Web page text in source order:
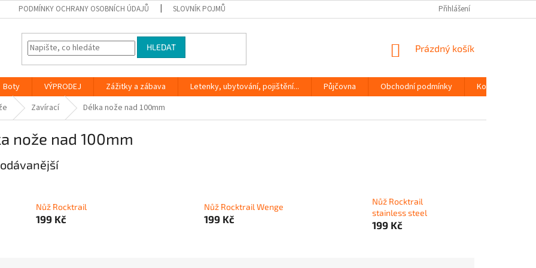
PODMÍNKY OCHRANY OSOBNÍCH ÚDAJŮ SLOVNÍK POJMŮ Přihlášení
HLEDAT
NÁKUPNÍ
Prázdný košík
Boty VÝPRODEJ Zážitky a zábava Letenky, ubytování, pojištění... Půjčovna Obchodní podmínky
Kontakty
Zavírací Délka nože nad 100mm
nože nad 100mm
Nůž Rocktrail
199 Kč
Nůž Rocktrail Wenge
199 Kč
Nůž Rocktrail
stainless steel
199 Kč